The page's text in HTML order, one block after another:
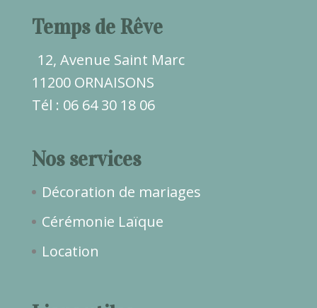
Temps de Rêve
12, Avenue Saint Marc
11200 ORNAISONS
Tél : 06 64 30 18 06
Nos services
Décoration de mariages
Cérémonie Laïque
Location